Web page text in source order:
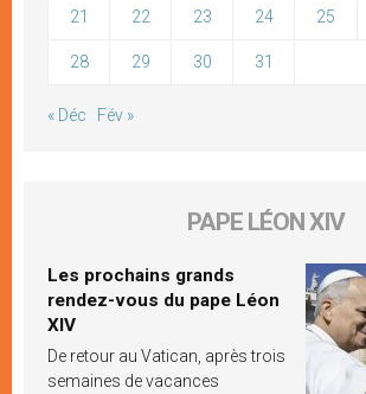
21 22 23 24 25
28 29 30 31
« Déc Fév »
PAPE LÉON XIV
Les prochains grands
rendez-vous du pape Léon
XIV
De retour au Vatican, après trois
semaines de vacances